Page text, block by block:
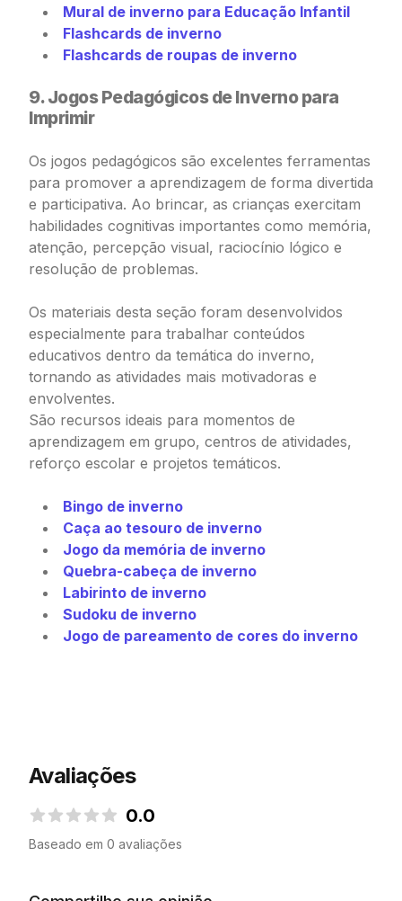
Mural de inverno para Educação Infantil
Flashcards de inverno
Flashcards de roupas de inverno
9. Jogos Pedagógicos de Inverno para
Imprimir
Os jogos pedagógicos são excelentes ferramentas
para promover a aprendizagem de forma divertida
e participativa. Ao brincar, as crianças exercitam
habilidades cognitivas importantes como memória,
atenção, percepção visual, raciocínio lógico e
resolução de problemas.
Os materiais desta seção foram desenvolvidos
especialmente para trabalhar conteúdos
educativos dentro da temática do inverno,
tornando as atividades mais motivadoras e
envolventes.
São recursos ideais para momentos de
aprendizagem em grupo, centros de atividades,
reforço escolar e projetos temáticos.
Bingo de inverno
Caça ao tesouro de inverno
Jogo da memória de inverno
Quebra-cabeça de inverno
Labirinto de inverno
Sudoku de inverno
Jogo de pareamento de cores do inverno
Avaliações
0.0
Baseado em 0 avaliações